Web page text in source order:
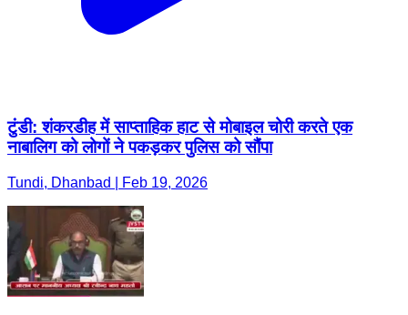
टुंडी: शंकरडीह में साप्ताहिक हाट से मोबाइल चोरी करते एक
नाबालिग को लोगों ने पकड़कर पुलिस को सौंपा
Tundi, Dhanbad | Feb 19, 2026